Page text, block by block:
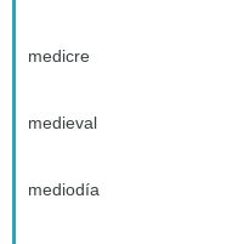
medicre
medieval
mediodía